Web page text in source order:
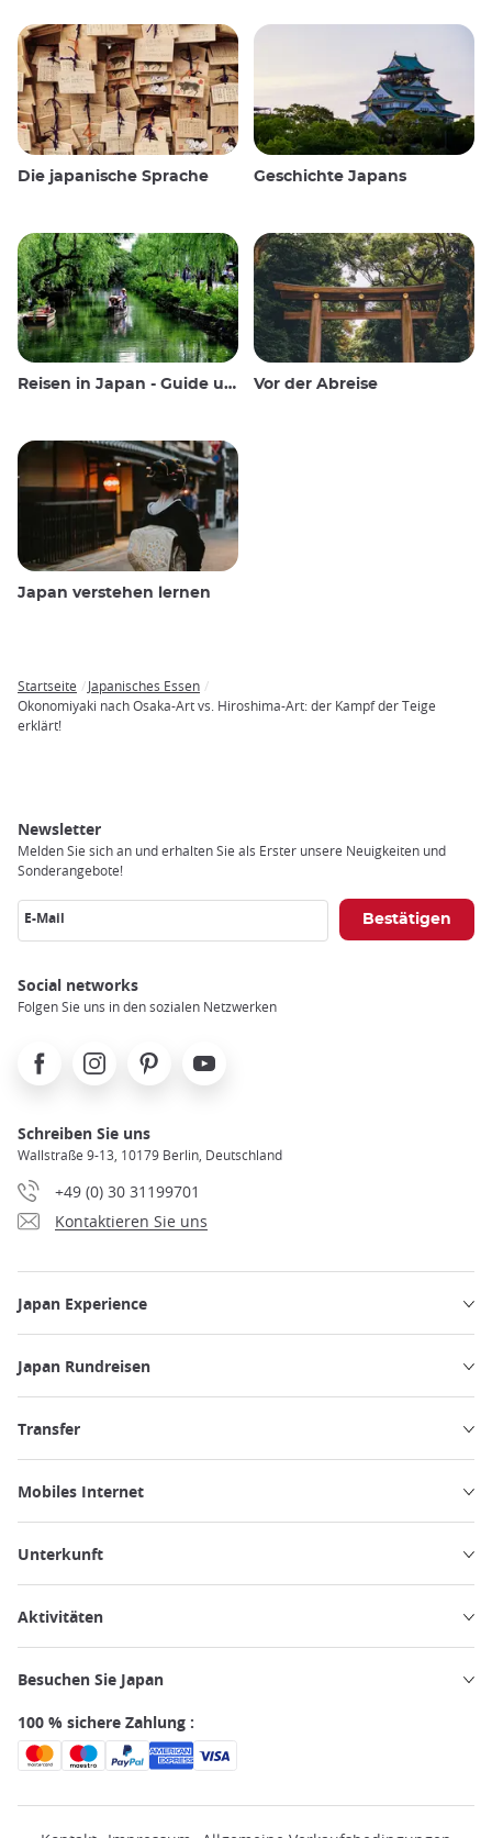
Die japanische Sprache Geschichte Japans
Reisen in Japan - Guide und Wissenswertes Vor der Abreise
Japan verstehen lernen
Breadcrumb
Startseite
Japanisches Essen
Okonomiyaki nach Osaka-Art vs. Hiroshima-Art: der Kampf der Teige
erklärt!
Newsletter
Melden Sie sich an und erhalten Sie als Erster unsere Neuigkeiten und
Sonderangebote!
E-Mail
Social networks
Folgen Sie uns in den sozialen Netzwerken
FacebookInstagramPinterest Youtube
Schreiben Sie uns
Wallstraße 9-13, 10179 Berlin, Deutschland
+49 (0) 30 31199701
Kontaktieren Sie uns
Japan Experience
Japan Rundreisen
Transfer
Mobiles Internet
Unterkunft
Aktivitäten
Besuchen Sie Japan
100 % sichere Zahlung :